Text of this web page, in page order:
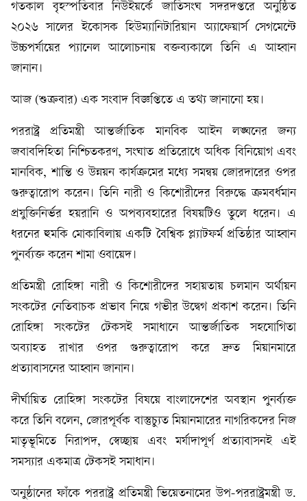
গতকাল বৃহস্পতিবার নিউইয়র্কে জাতিসংঘ সদরদপ্তরে অনুষ্ঠিত
২০২৬ সালের ইকোসক হিউম্যানিটারিয়ান অ্যাফেয়ার্স সেগমেন্টে
উচ্চপর্যায়ের প্যানেল আলোচনায় বক্তব্যকালে তিনি এ আহ্বান
জানান।
আজ (শুক্রবার) এক সংবাদ বিজ্ঞপ্তিতে এ তথ্য জানানো হয়।
পররাষ্ট্র প্রতিমন্ত্রী আন্তর্জাতিক মানবিক আইন লঙ্ঘনের জন্য
জবাবদিহিতা নিশ্চিতকরণ, সংঘাত প্রতিরোধে অধিক বিনিয়োগ এবং
মানবিক, শান্তি ও উন্নয়ন কার্যক্রমের মধ্যে সমন্বয় জোরদারের ওপর
গুরুত্বারোপ করেন। তিনি নারী ও কিশোরীদের বিরুদ্ধে ক্রমবর্ধমান
প্রযুক্তিনির্ভর হয়রানি ও অপব্যবহারের বিষয়টিও তুলে ধরেন। এ
ধরনের হুমকি মোকাবিলায় একটি বৈশ্বিক প্ল্যাটফর্ম প্রতিষ্ঠার আহ্বান
পুনর্ব্যক্ত করেন শামা ওবায়েদ।
প্রতিমন্ত্রী রোহিঙ্গা নারী ও কিশোরীদের সহায়তায় চলমান অর্থায়ন
সংকটের নেতিবাচক প্রভাব নিয়ে গভীর উদ্বেগ প্রকাশ করেন। তিনি
রোহিঙ্গা সংকটের টেকসই সমাধানে আন্তর্জাতিক সহযোগিতা
অব্যাহত রাখার ওপর গুরুত্বারোপ করে দ্রুত মিয়ানমারে
প্রত্যাবাসনের আহ্বান জানান।
দীর্ঘায়িত রোহিঙ্গা সংকটের বিষয়ে বাংলাদেশের অবস্থান পুনর্ব্যক্ত
করে তিনি বলেন, জোরপূর্বক বাস্তুচ্যুত মিয়ানমারের নাগরিকদের নিজ
মাতৃভূমিতে নিরাপদ, স্বেচ্ছায় এবং মর্যাদাপূর্ণ প্রত্যাবাসনই এই
সমস্যার একমাত্র টেকসই সমাধান।
অনুষ্ঠানের ফাঁকে পররাষ্ট্র প্রতিমন্ত্রী ভিয়েতনামের উপ-পররাষ্ট্রমন্ত্রী ড.